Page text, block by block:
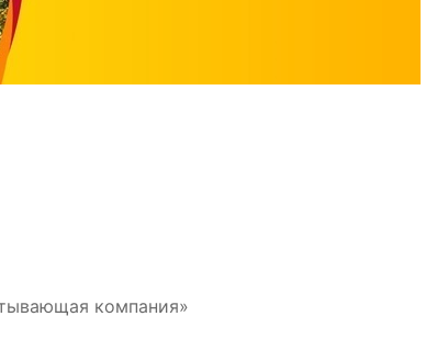
компания»